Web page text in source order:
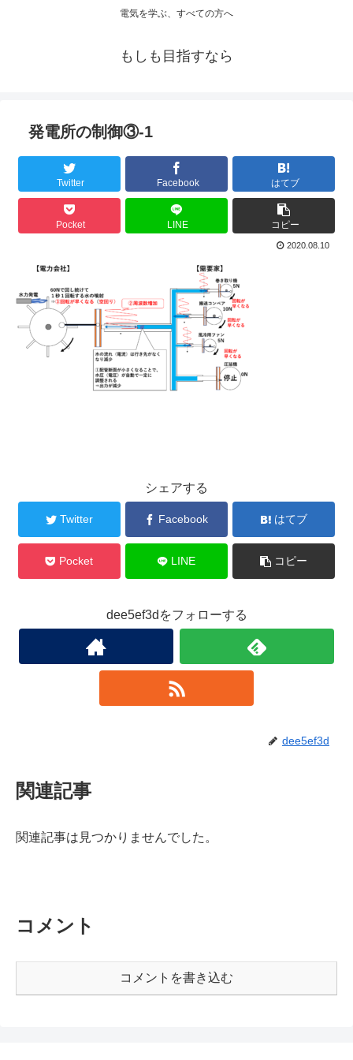
電気を学ぶ、すべての方へ
もしも目指すなら
発電所の制御③-1
Twitter Facebook はてブ
Pocket LINE コピー
2020.08.10
シェアする
Twitter Facebook はてブ
Pocket LINE コピー
dee5ef3dをフォローする
dee5ef3d
関連記事
関連記事は見つかりませんでした。
コメント
コメントを書き込む